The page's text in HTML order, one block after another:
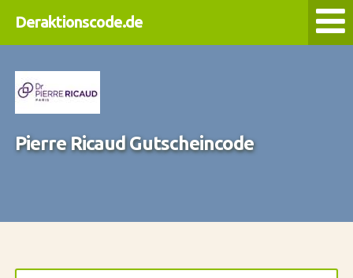
Deraktionscode.de
Pierre Ricaud Gutscheincode